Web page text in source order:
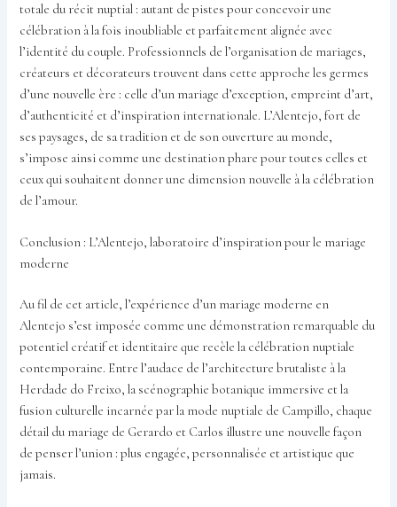
totale du récit nuptial : autant de pistes pour concevoir une
célébration à la fois inoubliable et parfaitement alignée avec
l’identité du couple. Professionnels de l’organisation de mariages,
créateurs et décorateurs trouvent dans cette approche les germes
d’une nouvelle ère : celle d’un mariage d’exception, empreint d’art,
d’authenticité et d’inspiration internationale. L’Alentejo, fort de
ses paysages, de sa tradition et de son ouverture au monde,
s’impose ainsi comme une destination phare pour toutes celles et
ceux qui souhaitent donner une dimension nouvelle à la célébration
de l’amour.
Conclusion : L’Alentejo, laboratoire d’inspiration pour le mariage
moderne
Au fil de cet article, l’expérience d’un mariage moderne en
Alentejo s’est imposée comme une démonstration remarquable du
potentiel créatif et identitaire que recèle la célébration nuptiale
contemporaine. Entre l’audace de l’architecture brutaliste à la
Herdade do Freixo, la scénographie botanique immersive et la
fusion culturelle incarnée par la mode nuptiale de Campillo, chaque
détail du mariage de Gerardo et Carlos illustre une nouvelle façon
de penser l’union : plus engagée, personnalisée et artistique que
jamais.